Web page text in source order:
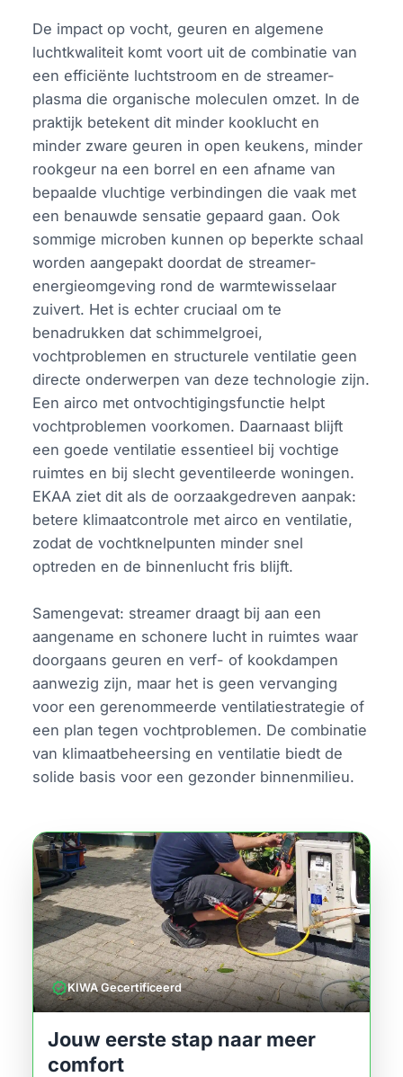
De impact op vocht, geuren en algemene
luchtkwaliteit komt voort uit de combinatie van
een efficiënte luchtstroom en de streamer-
plasma die organische moleculen omzet. In de
praktijk betekent dit minder kooklucht en
minder zware geuren in open keukens, minder
rookgeur na een borrel en een afname van
bepaalde vluchtige verbindingen die vaak met
een benauwde sensatie gepaard gaan. Ook
sommige microben kunnen op beperkte schaal
worden aangepakt doordat de streamer-
energieomgeving rond de warmtewisselaar
zuivert. Het is echter cruciaal om te
benadrukken dat schimmelgroei,
vochtproblemen en structurele ventilatie geen
directe onderwerpen van deze technologie zijn.
Een airco met ontvochtigingsfunctie helpt
vochtproblemen voorkomen. Daarnaast blijft
een goede ventilatie essentieel bij vochtige
ruimtes en bij slecht geventileerde woningen.
EKAA ziet dit als de oorzaakgedreven aanpak:
betere klimaatcontrole met airco en ventilatie,
zodat de vochtknelpunten minder snel
optreden en de binnenlucht fris blijft.
Samengevat: streamer draagt bij aan een
aangename en schonere lucht in ruimtes waar
doorgaans geuren en verf- of kookdampen
aanwezig zijn, maar het is geen vervanging
voor een gerenommeerde ventilatiestrategie of
een plan tegen vochtproblemen. De combinatie
van klimaatbeheersing en ventilatie biedt de
solide basis voor een gezonder binnenmilieu.
verifiedKIWA Gecertificeerd
Jouw eerste stap naar meer
comfort